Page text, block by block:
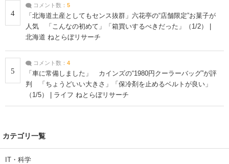
4
コメント数： 5
「北海道土産としてもセンス抜群」六花亭の“店舗限定”お菓子が
人気 「こんなの初めて」「箱買いするべきだった」（1/2） |
北海道 ねとらぼリサーチ
5
コメント数： 4
「車に常備しました」 カインズの“1980円クーラーバッグ”が評
判 「ちょうどいい大きさ」「保冷剤を止めるベルトが良い」
（1/5） | ライフ ねとらぼリサーチ
カテゴリ一覧
IT・科学